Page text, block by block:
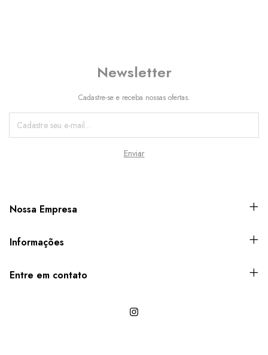
Newsletter
Cadastre-se e receba nossas ofertas.
Nossa Empresa
Informações
Entre em contato